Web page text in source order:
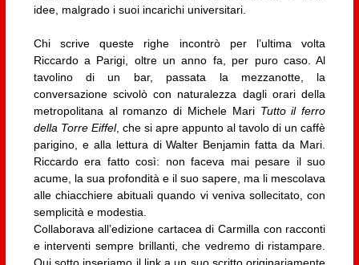
idee, malgrado i suoi incarichi universitari.
Chi scrive queste righe incontrò per l’ultima volta
Riccardo a Parigi, oltre un anno fa, per puro caso. Al
tavolino di un bar, passata la mezzanotte, la
conversazione scivolò con naturalezza dagli orari della
metropolitana al romanzo di Michele Mari Tutto il ferro
della Torre Eiffel, che si apre appunto al tavolo di un caffè
parigino, e alla lettura di Walter Benjamin fatta da Mari.
Riccardo era fatto così: non faceva mai pesare il suo
acume, la sua profondità e il suo sapere, ma li mescolava
alle chiacchiere abituali quando vi veniva sollecitato, con
semplicità e modestia.
Collaborava all’edizione cartacea di Carmilla con racconti
e interventi sempre brillanti, che vedremo di ristampare.
Qui sotto inseriamo il link a un suo scritto originariamente